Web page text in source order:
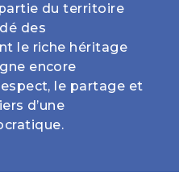
du territoire
des
le riche héritage
encore
le partage et
d’une